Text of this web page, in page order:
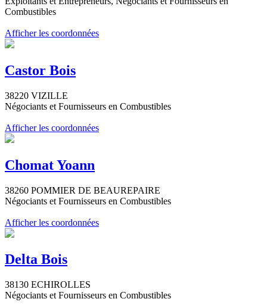
Combustibles
Afficher les coordonnées
Castor Bois
38220 VIZILLE
Négociants et Fournisseurs en Combustibles
Afficher les coordonnées
Chomat Yoann
38260 POMMIER DE BEAUREPAIRE
Négociants et Fournisseurs en Combustibles
Afficher les coordonnées
Delta Bois
38130 ECHIROLLES
Négociants et Fournisseurs en Combustibles